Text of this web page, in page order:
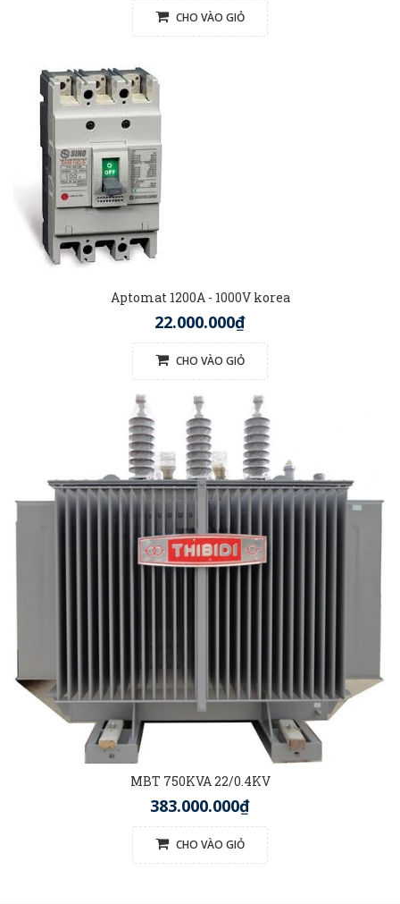
CHO VÀO GIỎ
Aptomat 1200A - 1000V korea
22.000.000₫
CHO VÀO GIỎ
MBT 750KVA 22/0.4KV
383.000.000₫
CHO VÀO GIỎ